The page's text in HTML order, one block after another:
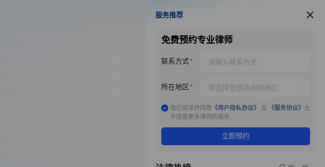
服务推荐
服务推荐
免费预约专业律师
联系方式
所在地区
我已阅读并同意 《用户隐私协议》 及 《服务协议》 允
许接受更多律师的服务
立即预约